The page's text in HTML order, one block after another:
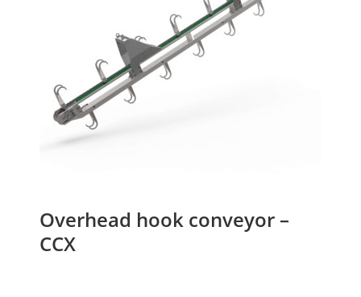
Overhead hook conveyor –
CCX